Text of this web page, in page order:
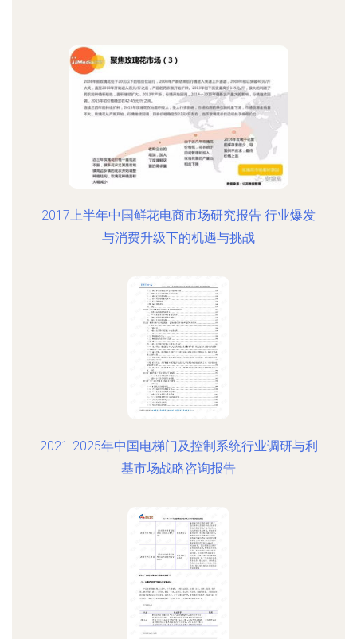
2017上半年中国鲜花电商市场研究报告 行业爆发
与消费升级下的机遇与挑战
2021-2025年中国电梯门及控制系统行业调研与利
基市场战略咨询报告